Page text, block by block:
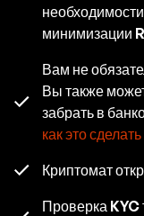
минимизации
Вам не
Вы также
забрать в
как это сделать
Криптомат
Проверка KYC